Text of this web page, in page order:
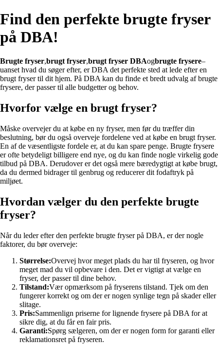
Find den perfekte brugte fryser
på DBA!
Brugte fryser,brugt fryser,brugt fryser DBAogbrugte frysere–
uanset hvad du søger efter, er DBA det perfekte sted at lede efter en
brugt fryser til dit hjem. På DBA kan du finde et bredt udvalg af brugte
frysere, der passer til alle budgetter og behov.
Hvorfor vælge en brugt fryser?
Måske overvejer du at købe en ny fryser, men før du træffer din
beslutning, bør du også overveje fordelene ved at købe en brugt fryser.
En af de væsentligste fordele er, at du kan spare penge. Brugte frysere
er ofte betydeligt billigere end nye, og du kan finde nogle virkelig gode
tilbud på DBA. Derudover er det også mere bæredygtigt at købe brugt,
da du dermed bidrager til genbrug og reducerer dit fodaftryk på
miljøet.
Hvordan vælger du den perfekte brugte
fryser?
Når du leder efter den perfekte brugte fryser på DBA, er der nogle
faktorer, du bør overveje:
Størrelse:Overvej hvor meget plads du har til fryseren, og hvor
meget mad du vil opbevare i den. Det er vigtigt at vælge en
fryser, der passer til dine behov.
Tilstand:Vær opmærksom på fryserens tilstand. Tjek om den
fungerer korrekt og om der er nogen synlige tegn på skader eller
slitage.
Pris:Sammenlign priserne for lignende frysere på DBA for at
sikre dig, at du får en fair pris.
Garanti:Spørg sælgeren, om der er nogen form for garanti eller
reklamationsret på fryseren.